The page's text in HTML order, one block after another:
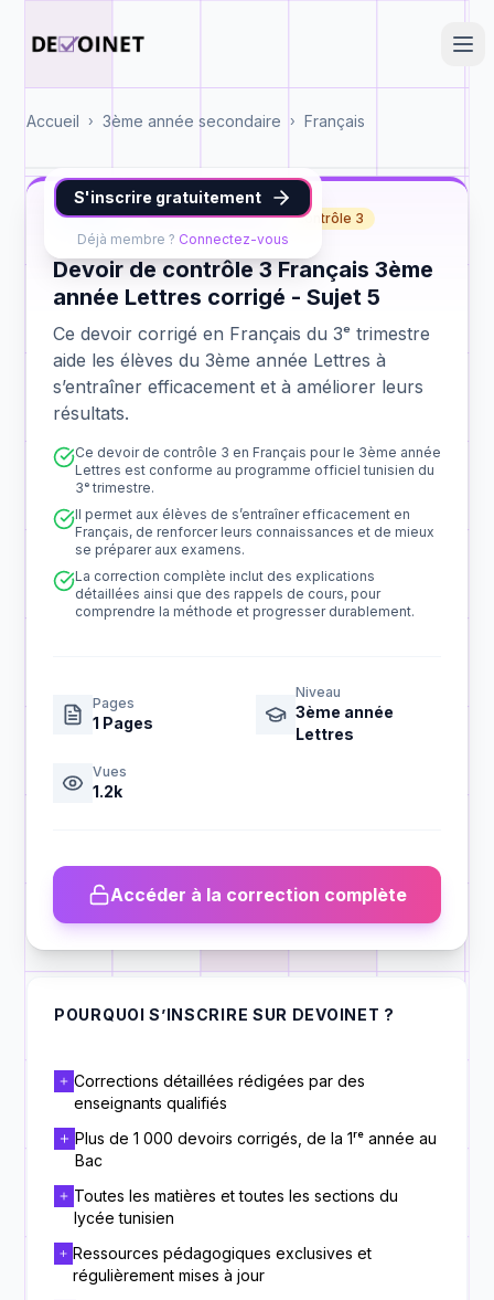
Accueil › 3ème année secondaire › Français
S'inscrire gratuitement
Déjà membre ? Connectez-vous
Français 3ème année Lettres contrôle 3
Devoir de contrôle 3 Français 3ème
année Lettres corrigé - Sujet 5
Ce devoir corrigé en Français du 3ᵉ trimestre
aide les élèves du 3ème année Lettres à
s’entraîner efficacement et à améliorer leurs
résultats.
Ce devoir de contrôle 3 en Français pour le 3ème année
Lettres est conforme au programme officiel tunisien du
3ᵉ trimestre.
Il permet aux élèves de s’entraîner efficacement en
Français, de renforcer leurs connaissances et de mieux
se préparer aux examens.
La correction complète inclut des explications
détaillées ainsi que des rappels de cours, pour
comprendre la méthode et progresser durablement.
Pages
1 Pages
Niveau
3ème année
Lettres
Vues
1.2k
Accéder à la correction complète
POURQUOI S’INSCRIRE SUR DEVOINET ?
Corrections détaillées rédigées par des
enseignants qualifiés
Plus de 1 000 devoirs corrigés, de la 1ʳᵉ année au
Bac
Toutes les matières et toutes les sections du
lycée tunisien
Ressources pédagogiques exclusives et
régulièrement mises à jour